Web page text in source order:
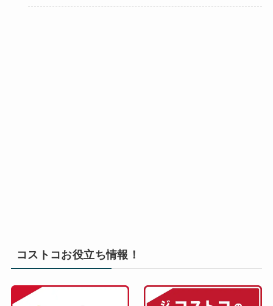
コストコお役立ち情報！